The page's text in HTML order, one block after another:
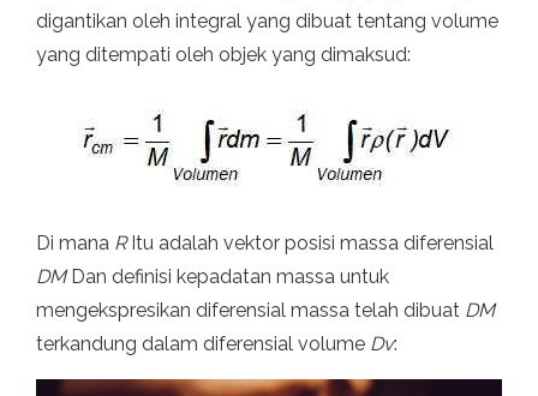
digantikan oleh integral yang dibuat tentang volume
yang ditempati oleh objek yang dimaksud:
Di mana RItu adalah vektor posisi massa diferensial
DMDan definisi kepadatan massa untuk
mengekspresikan diferensial massa telah dibuat DM
terkandung dalam diferensial volume Dv: